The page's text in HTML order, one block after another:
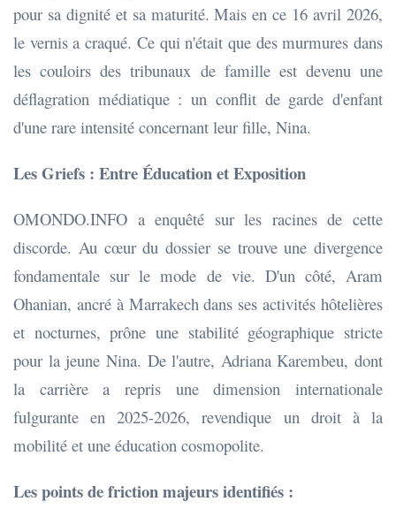
pour sa dignité et sa maturité. Mais en ce 16 avril 2026,
le vernis a craqué. Ce qui n'était que des murmures dans
les couloirs des tribunaux de famille est devenu une
déflagration médiatique : un conflit de garde d'enfant
d'une rare intensité concernant leur fille, Nina.
Les Griefs : Entre Éducation et Exposition
OMONDO.INFO a enquêté sur les racines de cette
discorde. Au cœur du dossier se trouve une divergence
fondamentale sur le mode de vie. D'un côté, Aram
Ohanian, ancré à Marrakech dans ses activités hôtelières
et nocturnes, prône une stabilité géographique stricte
pour la jeune Nina. De l'autre, Adriana Karembeu, dont
la carrière a repris une dimension internationale
fulgurante en 2025-2026, revendique un droit à la
mobilité et une éducation cosmopolite.
Les points de friction majeurs identifiés :